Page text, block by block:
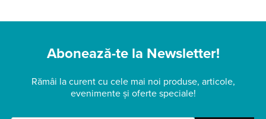
Abonează-te la Newsletter!
Rămâi la curent cu cele mai noi produse, articole,
evenimente și oferte speciale!